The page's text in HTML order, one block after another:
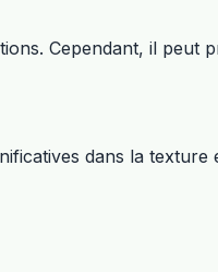
Cependant, il peut
dans la texture